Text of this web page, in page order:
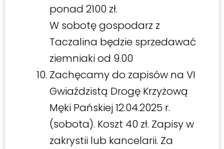
ponad 2100 zł.
W sobotę gospodarz z
Taczalina będzie sprzedawać
ziemniaki od 9.00
Zachęcamy do zapisów na VI
Gwiaździstą Drogę Krzyżową
Męki Pańskiej 12.04.2025 r.
(sobota). Koszt 40 zł. Zapisy w
zakrystii lub kancelarii. Za